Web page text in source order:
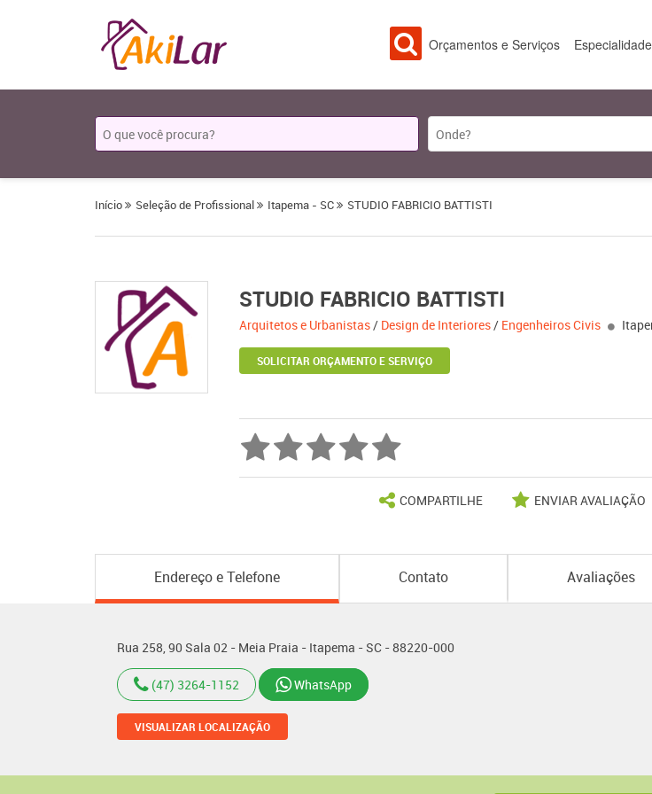
Orçamentos e Serviços
Início Seleção de Profissional Itapema - SC STUDIO FABRICIO BATTISTI
STUDIO FABRICIO BATTISTI
Arquitetos e Urbanistas/ Design de Interiores/ Engenheiros Civis
SOLICITAR ORÇAMENTO E SERVIÇO
COMPARTILHE ENVIAR AVALIAÇÃO
Endereço e Telefone Contato Avaliações
Rua 258, 90 Sala 02 - Meia Praia - Itapema - SC - 88220-000
(47) 3264-1152 WhatsApp
VISUALIZAR LOCALIZAÇÃO